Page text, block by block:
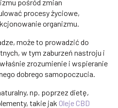
pośród zmian
procesy życiowe,
organizmu.
może to prowadzić do
w tym zaburzeń nastroju i
zrozumienie i wspieranie
dobrego samopoczucia.
np. poprzez dietę,
takie jak Oleje CBD